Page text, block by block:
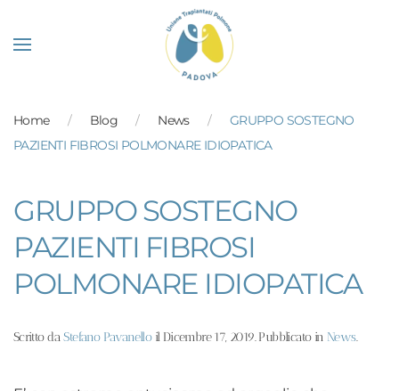
Skip to main content
Home Blog News
GRUPPO SOSTEGNO
PAZIENTI FIBROSI POLMONARE IDIOPATICA
GRUPPO SOSTEGNO
PAZIENTI FIBROSI
POLMONARE IDIOPATICA
Scritto daStefano Pavanelloil Dicembre 17, 2019. Pubblicato in News.